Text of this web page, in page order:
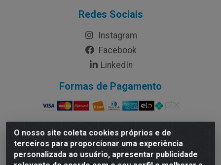
O nosso site coleta cookies próprios e de
terceiros para proporcionar uma experiência
personalizada ao usuário, apresentar publicidade
Redes Sociais
Instagram
Facebook
LinkedIn
Formas de Pagamento
Rymo Imagem e Produtos Gráficos da Amazonia LTDA -
Av. Ajuricaba, 379 - Cachoeirinha, Manaus/AM - CEP